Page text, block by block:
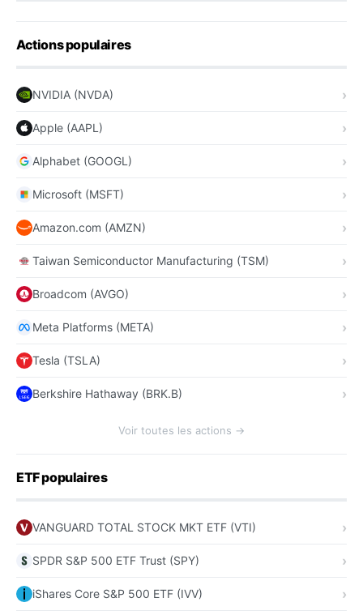
Actions populaires
NVIDIA (NVDA)
Apple (AAPL)
Alphabet (GOOGL)
Microsoft (MSFT)
Amazon.com (AMZN)
Taiwan Semiconductor Manufacturing (TSM)
Broadcom (AVGO)
Meta Platforms (META)
Tesla (TSLA)
Berkshire Hathaway (BRK.B)
Voir toutes les actions →
ETF populaires
VANGUARD TOTAL STOCK MKT ETF (VTI)
SPDR S&P 500 ETF Trust (SPY)
iShares Core S&P 500 ETF (IVV)